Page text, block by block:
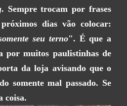
. Sempre trocam por frases
dias vão colocar:
seu terno". É que a
por muitos paulistinhas de
da loja avisando que o
somente mal passado. Se
coisa.